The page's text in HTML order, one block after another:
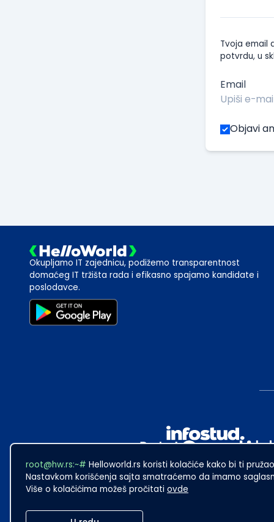
Tvoja email
potvrdu, u
Email
Objavi
root@hw.rs:~# Helloworld.rs koristi kolačiće kako bi ti
Nastavkom korišćenja sajta smatraćemo da imamo
Više o kolačićima možeš pročitati ovde
Okupljamo IT zajednicu, podižemo transparentnost
domaćeg IT tržišta rada i efikasno spajamo kandidate i
poslodavce.